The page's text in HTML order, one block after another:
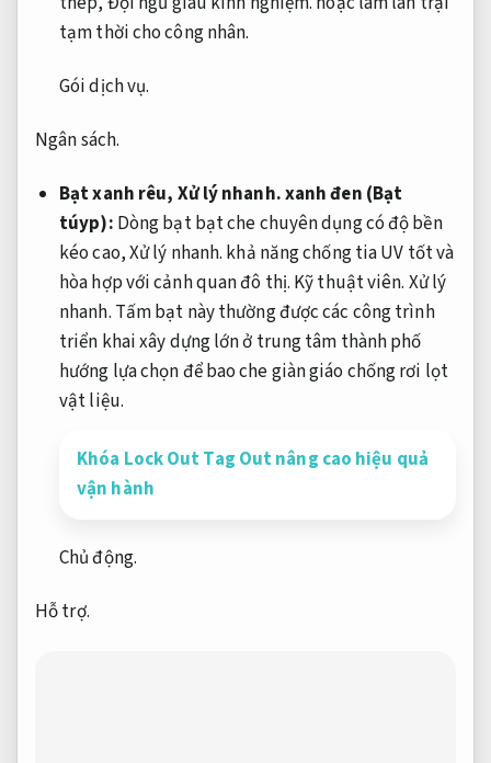
tạm thời cho công nhân.
Gói dịch vụ.
Ngân sách.
Bạt xanh rêu, Xử lý nhanh.xanh đen (Bạt
túyp): Dòng bạt bạt che chuyên dụng có độ bền
kéo cao,Xử lý nhanh. khả năng chống tia UV tốt và
hòa hợp với cảnh quan đô thị. Kỹ thuật viên. Xử lý
nhanh. Tấm bạt này thường được các công trình
triển khai xây dựng lớn ở trung tâm thành phố
hướng lựa chọn để bao che giàn giáo chống rơi lọt
vật liệu.
Khóa Lock Out Tag Out nâng cao hiệu quả
vận hành
Chủ động.
Hỗ trợ.